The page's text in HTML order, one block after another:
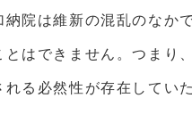
納院は維新の混乱のなか
とはできません。つまり
れる必然性が存在してい